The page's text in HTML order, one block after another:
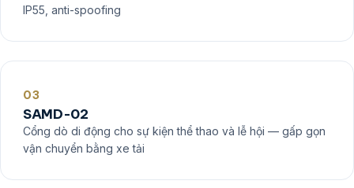
IP55, anti-spoofing
03
SAMD-02
Cổng dò di động cho sự kiện thể thao và lễ hội — gấp gọn
vận chuyển bằng xe tải